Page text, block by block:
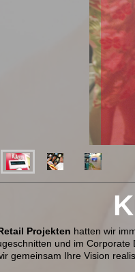
Projekten hatten wir
und im
gemeinsam Ihre Vision